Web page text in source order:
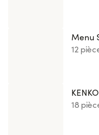
Menu
12
18